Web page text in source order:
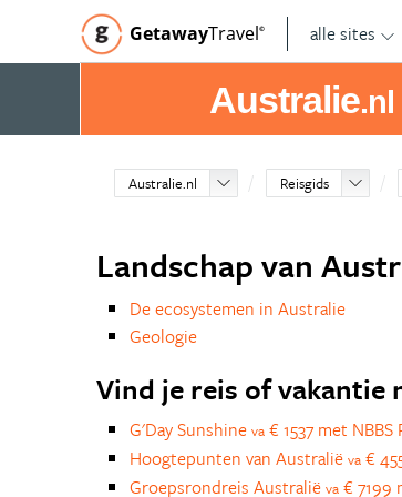
GetawayTravel© alle sites
Australie.nl
Australie.nl Reisgids
Landschap van
De ecosystemen in Australie
Geologie
Vind je reis of vakantie
G'Day Sunshine va € 1537 met NBBS
Hoogtepunten van Australië va €
Groepsrondreis Australië va € 7199